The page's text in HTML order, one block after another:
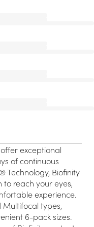
exceptional
of continuous
Technology, Biofinity
reach your eyes,
experience.
Multifocal types,
6-pack sizes.